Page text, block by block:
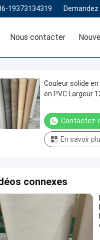
19373134319 Demandez
Nous contacter
Couleur solide
en PVC Largeur
Contactez-
En savoir
connexes